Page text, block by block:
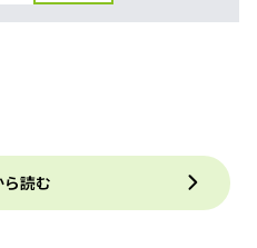
読む